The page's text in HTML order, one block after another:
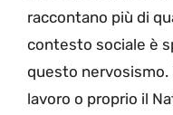
raccontano più di
contesto sociale è
questo nervosismo.
lavoro o proprio il